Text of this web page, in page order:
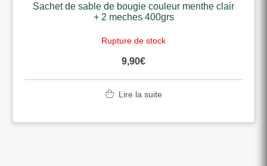
Sachet de sable de bougie couleur menthe clair
+ 2 meches 400grs
Rupture de stock
9,90€
Lire la suite